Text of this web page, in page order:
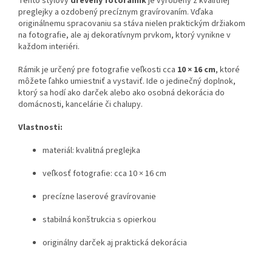
preglejky a ozdobený precíznym gravírovaním. Vďaka
originálnemu spracovaniu sa stáva nielen praktickým držiakom
na fotografie, ale aj dekoratívnym prvkom, ktorý vynikne v
každom interiéri.
Rámik je určený pre fotografie veľkosti cca 10 × 16 cm, ktoré
môžete ľahko umiestniť a vystaviť. Ide o jedinečný doplnok,
ktorý sa hodí ako darček alebo ako osobná dekorácia do
domácnosti, kancelárie či chalupy.
Vlastnosti:
materiál: kvalitná preglejka
veľkosť fotografie: cca 10 × 16 cm
precízne laserové gravírovanie
stabilná konštrukcia s opierkou
originálny darček aj praktická dekorácia